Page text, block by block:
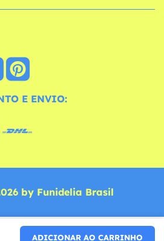
ADICIONAR AO CARRINHO
E ENVIO:
by Funidelia Brasil